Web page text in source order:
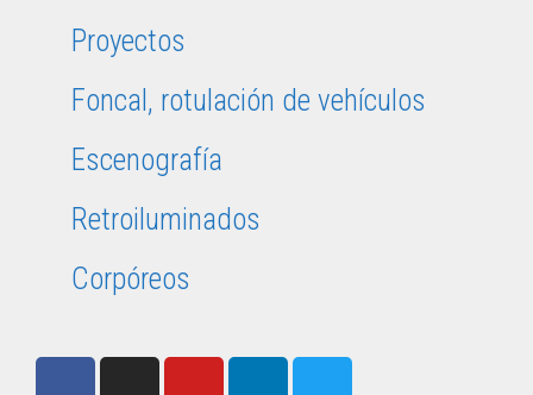
Proyectos
Foncal, rotulación de vehículos
Escenografía
Retroiluminados
Corpóreos